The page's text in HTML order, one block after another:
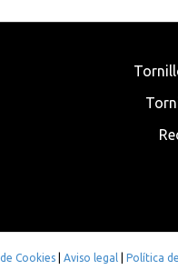
Cookies Aviso legal Política